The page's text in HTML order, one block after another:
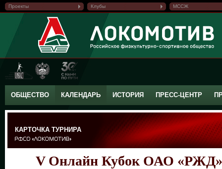
Проекты Клубы МССЖ
ОБЩЕСТВО КАЛЕНДАРЬ ИСТОРИЯ ПРЕСС-ЦЕНТР
КАРТОЧКА ТУРНИРА
V Онлайн Кубок ОАО